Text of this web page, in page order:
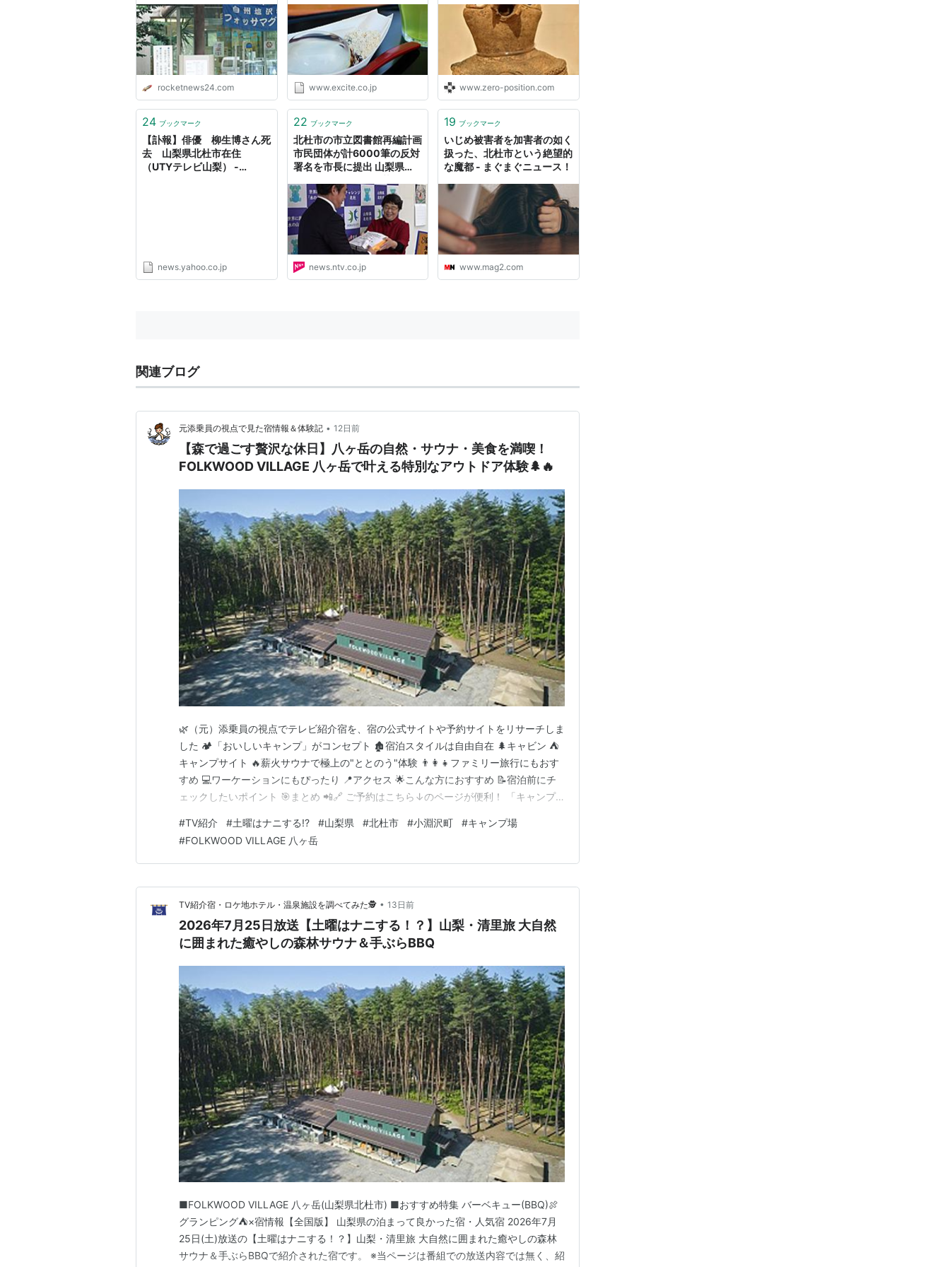
rocketnews24.com www.excite.co.jp www.zero-position.com
24 ブックマーク
【訃報】俳優 柳生博さん死
去 山梨県北杜市在住
（UTYテレビ山梨） -
news.yahoo.co.jp
22 ブックマーク
北杜市の市立図書館再編計画
市民団体が計6000筆の反対
署名を市長に提出 山梨県
YBS NEWS NNN
news.ntv.co.jp
19 ブックマーク
いじめ被害者を加害者の如く
扱った、北杜市という絶望的
な魔都 - まぐまぐニュース！
www.mag2.com
関連ブログ
元添乗員の視点で見た宿情報＆体験記 • 12日前
【森で過ごす贅沢な休日】八ヶ岳の自然・サウナ・美食を満喫！
FOLKWOOD VILLAGE 八ヶ岳で叶える特別なアウトドア体験🌲🔥
🌿（元）添乗員の視点でテレビ紹介宿を、宿の公式サイトや予約サイトをリサーチしま
した 🏕️「おいしいキャンプ」がコンセプト 🏚️宿泊スタイルは自由自在 🌲キャビン ⛺
キャンプサイト 🔥薪火サウナで極上の"ととのう"体験 👨‍👩‍👧ファミリー旅行にもおす
すめ 💻ワーケーションにもぴったり 📍アクセス 🌟こんな方におすすめ 📝宿泊前にチ
ェックしたいポイント 🎯まとめ 📲🔗 ご予約はこちら↓のページが便利！ 「キャンプ
おすすめしたいのが、山梨県北杜市・小淵沢エリアにあるFOLKWOOD VILLAGE 八ヶ
岳です✨ 八ヶ岳と…
#TV紹介 #土曜はナニする!? #山梨県 #北杜市 #小淵沢町 #キャンプ場
#FOLKWOOD VILLAGE 八ヶ岳
TV紹介宿・ロケ地ホテル・温泉施設を調べてみた🕵️ • 13日前
2026年7月25日放送【土曜はナニする！？】山梨・清里旅 大自然
に囲まれた癒やしの森林サウナ＆手ぶらBBQ
■FOLKWOOD VILLAGE 八ヶ岳(山梨県北杜市) ■おすすめ特集 バーベキュー(BBQ)🍖
グランピング⛺×宿情報【全国版】 山梨県の泊まって良かった宿・人気宿 2026年7月
25日(土)放送の【土曜はナニする！？】山梨・清里旅 大自然に囲まれた癒やしの森林
サウナ＆手ぶらBBQで紹介された宿です。 ※当ページは番組での放送内容では無く、紹